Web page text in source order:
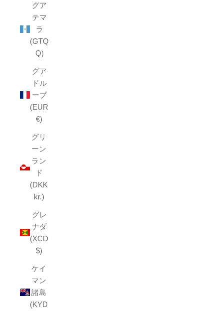
グア
テマ
ラ
(GTQ
Q)
グア
ドル
ープ
(EUR
€)
グリ
ーン
ラン
ド
(DKK
kr.)
グレ
ナダ
(XCD
$)
ケイ
マン
諸島
(KYD